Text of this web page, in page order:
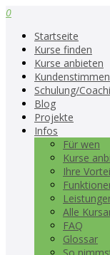
0
Startseite
Kurse finden
Kurse anbieten
Kundenstimmen
Schulung/
Blog
Projekte
Infos
Für wen
Kurse
Ihre
Alle
FAQ
Glossar